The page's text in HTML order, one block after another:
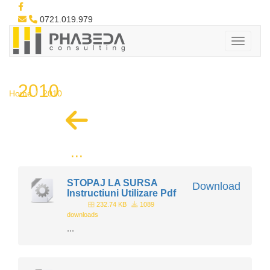
0721.019.979
2010
Home 2010
...
Download
STOPAJ LA SURSA
Instructiuni Utilizare Pdf
232.74 KB
1089
downloads
...